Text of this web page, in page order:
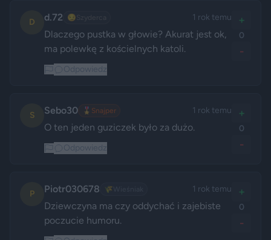
D d.72 😏 1 rok temu
Dlaczego pustka w głowie? Akurat jest ok,
ma polewkę z kościelnych katoli.
+
0
-
S Sebo30 🎖️ Snajper 1 rok temu
O ten jeden guziczek było za dużo.
+
0
-
P Piotr030678 🌾 1 rok temu
Dziewczyna ma czy oddychać i zajebiste
poczucie humoru.
+
0
-